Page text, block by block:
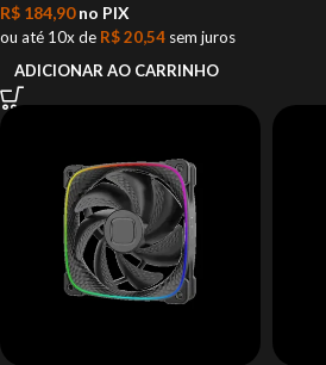
R$ 184,90no PIX
ou até 10x de R$20,54 sem juros
ADICIONAR AO CARRINHO